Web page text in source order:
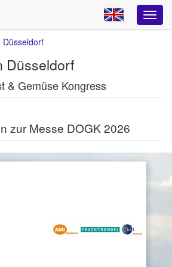
Düsseldorf
Düsseldorf
& Gemüse Kongress
zur Messe DOGK 2026